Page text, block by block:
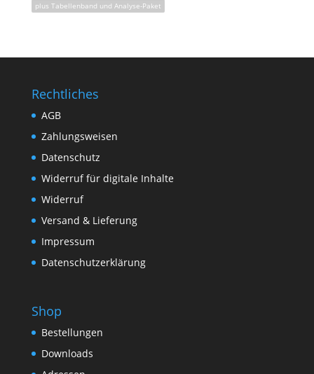
plus Tabellenband und Analyse-Paket
Rechtliches
AGB
Zahlungsweisen
Datenschutz
Widerruf für digitale Inhalte
Widerruf
Versand & Lieferung
Impressum
Datenschutzerklärung
Shop
Bestellungen
Downloads